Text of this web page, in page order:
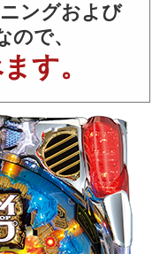
ングおよび
ので、
す。